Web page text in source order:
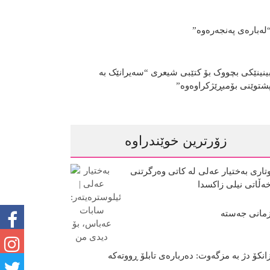
“لەبارەی پەنجەرەوە”
بینینێکی بچووک بۆ کتێبی شیعری “سەیرانێک بە
پشتوێنی بۆمبڕێژکراوەوە”
زۆرترین خوێندراوە
وتاری بەختیار عەلی لە کاتی وەرگرتنی
خەڵاتی نیلی زاکسدا
جەستە
دژ بە مزگەوت: دەربارەى تابلۆ ڕووتەکە